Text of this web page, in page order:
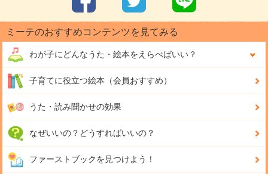
ミーテのおすすめコンテンツを見てみる
わが子にどんなうた・絵本をえらべばいい？
子育てに役立つ絵本（会員おすすめ）
うた・読み聞かせの効果
なぜいいの？どうすればいいの？
ファーストブックを見つけよう！